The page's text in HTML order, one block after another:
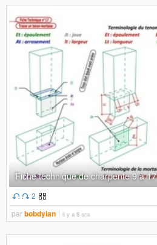
Fiche technique de charpente 9 à 17
2
parbobdylan il y a 8 ans